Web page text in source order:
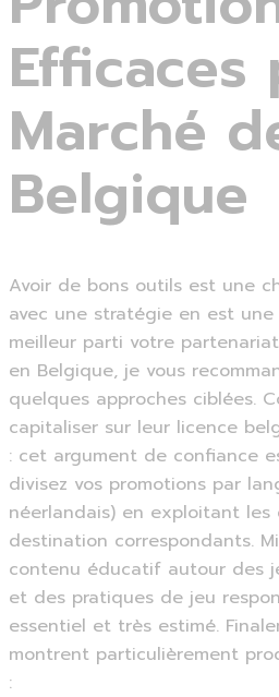
Efficaces
Marché
Belgique
Avoir de bons outils est une
avec une stratégie en est
meilleur parti votre
en Belgique, je vous
quelques approches ciblées.
capitaliser sur leur licence
: cet argument de confiance
divisez vos promotions par
néerlandais) en exploitant
destination correspondants.
contenu éducatif autour des
et des pratiques de jeu
essentiel et très estimé.
montrent particulièrement
: